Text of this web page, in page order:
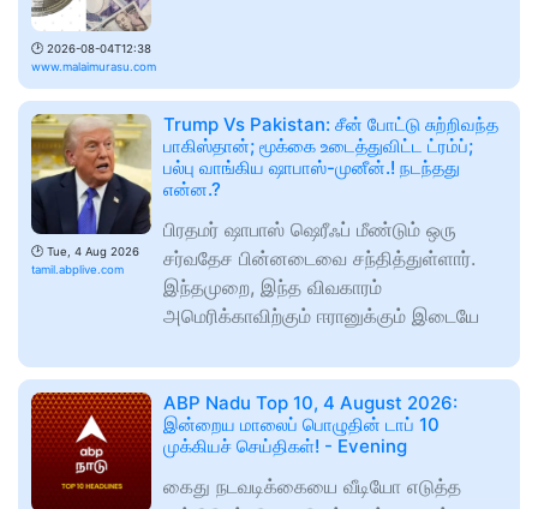
🕑 2026-08-04T12:38
www.malaimurasu.com
🕑 Tue, 4 Aug 2026
tamil.abplive.com
Trump Vs Pakistan: சீன் போட்டு சுற்றிவந்த
பாகிஸ்தான்; மூக்கை உடைத்துவிட்ட ட்ரம்ப்;
பல்பு வாங்கிய ஷாபாஸ்-முனீன்.! நடந்தது
என்ன.?
பிரதமர் ஷாபாஸ் ஷெரீஃப் மீண்டும் ஒரு
சர்வதேச பின்னடைவை சந்தித்துள்ளார்.
இந்தமுறை, இந்த விவகாரம்
அமெரிக்காவிற்கும் ஈரானுக்கும் இடையே
ABP Nadu Top 10, 4 August 2026:
இன்றைய மாலைப் பொழுதின் டாப் 10
முக்கியச் செய்திகள்! - Evening
கைது நடவடிக்கையை வீடியோ எடுத்த